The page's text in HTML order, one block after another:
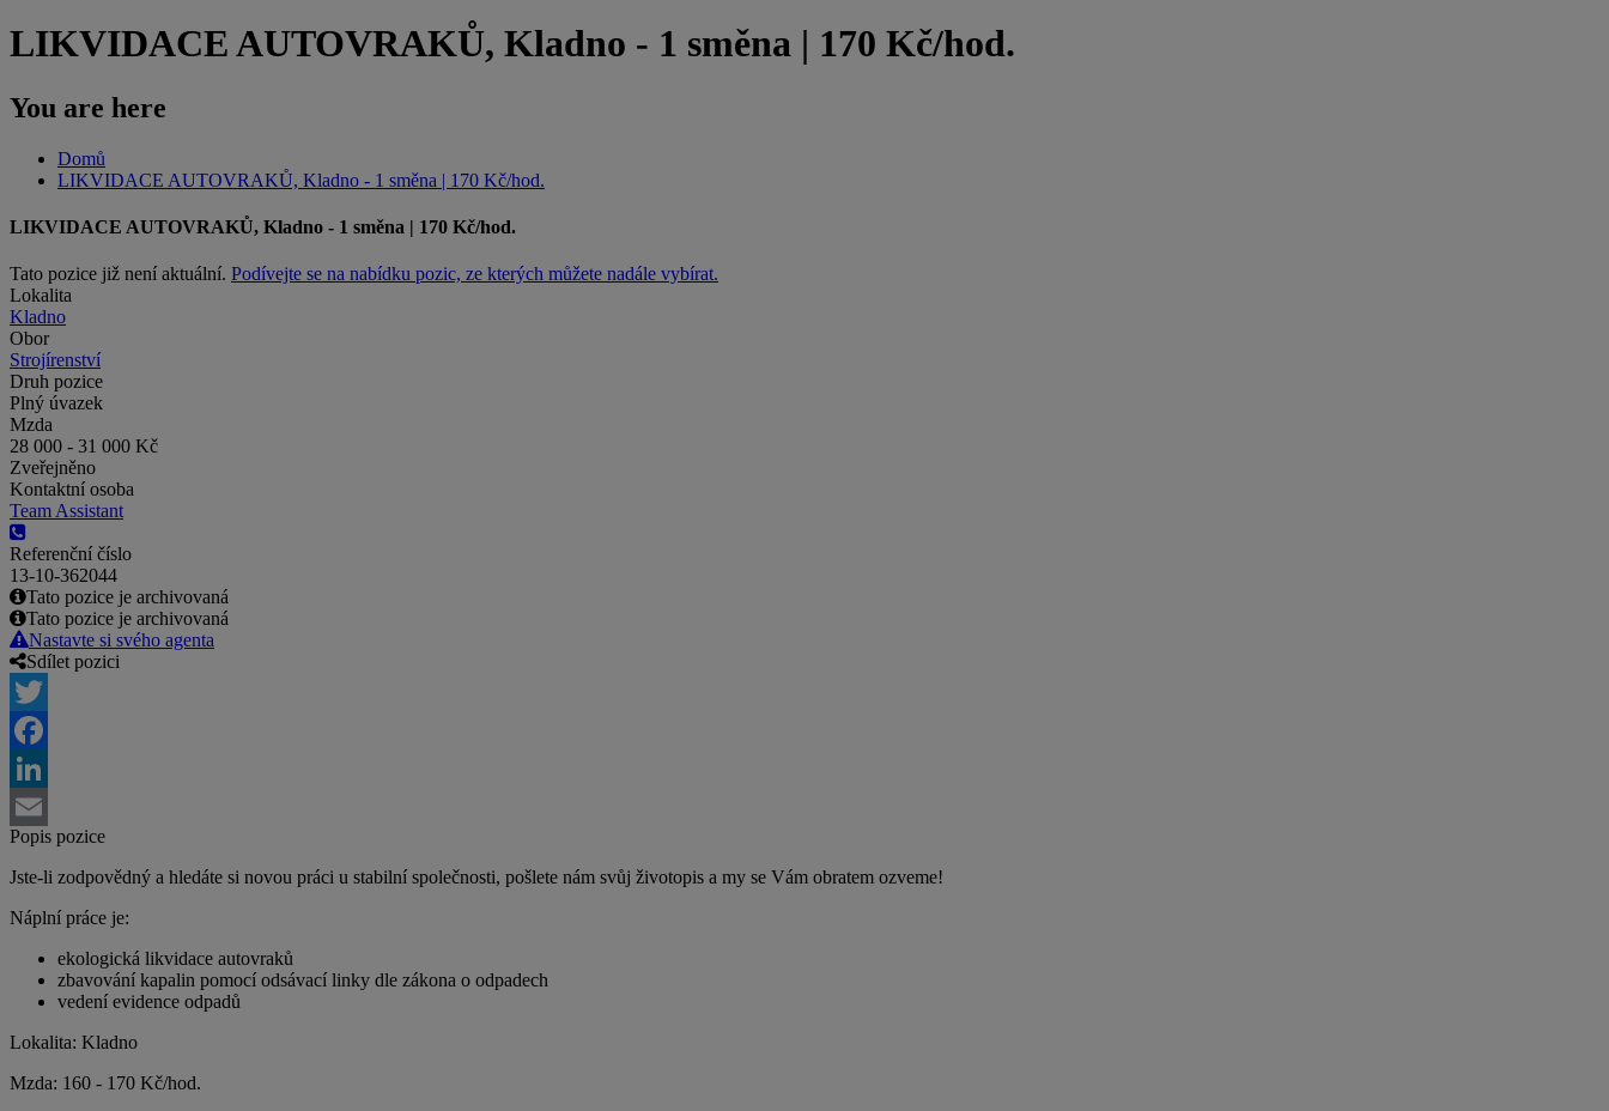
LIKVIDACE AUTOVRAKŮ, Kladno - 1 směna | 170 Kč/hod.
You are here
Domů
LIKVIDACE AUTOVRAKŮ, Kladno - 1 směna | 170 Kč/hod.
LIKVIDACE AUTOVRAKŮ, Kladno - 1 směna | 170 Kč/hod.
Tato pozice již není aktuální. Podívejte se na nabídku pozic, ze kterých můžete nadále vybírat.
Lokalita
Kladno
Obor
Strojírenství
Druh pozice
Plný úvazek
Mzda
28 000 - 31 000 Kč
Zveřejněno
Kontaktní osoba
Team Assistant
Referenční číslo
13-10-362044
Tato pozice je archivovaná
Tato pozice je archivovaná
Nastavte si svého agenta
Sdílet pozici
Twitter
Facebook
LinkedIn
Email
Popis pozice
Jste-li zodpovědný a hledáte si novou práci u stabilní společnosti, pošlete nám svůj životopis a my se Vám obratem ozveme!
Náplní práce je:
ekologická likvidace autovraků
zbavování kapalin pomocí odsávací linky dle zákona o odpadech
vedení evidence odpadů
Lokalita: Kladno
Mzda: 160 - 170 Kč/hod.